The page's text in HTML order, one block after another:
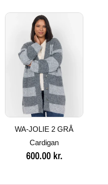
WA-JOLIE 2 GRÅ
Cardigan
600.00 kr.